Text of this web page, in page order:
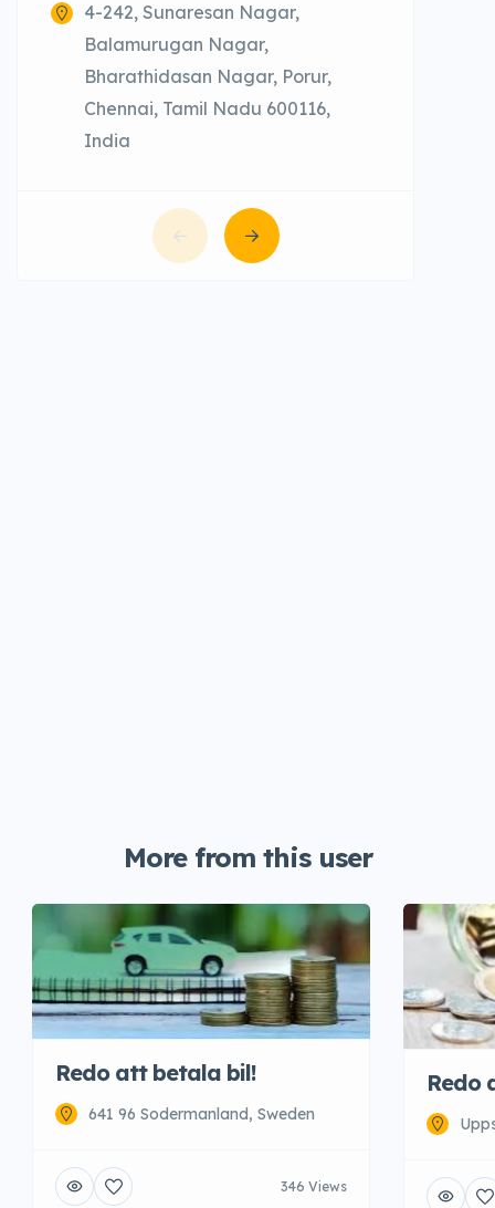
4-242, Sunaresan Nagar,
Balamurugan Nagar,
Bharathidasan Nagar, Porur,
Chennai, Tamil Nadu 600116,
India
More from this user
Redo att betala bil!
641 96 Sodermanland, Sweden
346 Views
Redo